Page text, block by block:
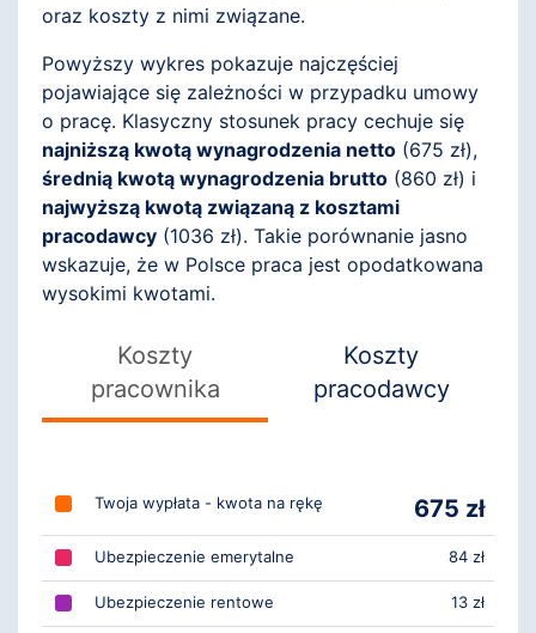
oraz koszty z nimi związane.
Powyższy wykres pokazuje najczęściej
pojawiające się zależności w przypadku umowy
o pracę. Klasyczny stosunek pracy cechuje się
najniższą kwotą wynagrodzenia netto (675 zł),
średnią kwotą wynagrodzenia brutto (860 zł) i
najwyższą kwotą związaną z kosztami
pracodawcy (1036 zł). Takie porównanie jasno
wskazuje, że w Polsce praca jest opodatkowana
wysokimi kwotami.
Koszty
pracownika
Koszty
pracodawcy
Twoja wypłata - kwota na rękę 675 zł
Ubezpieczenie emerytalne 84 zł
Ubezpieczenie rentowe 13 zł